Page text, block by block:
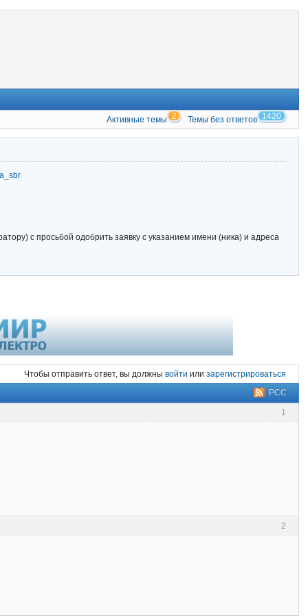
Активные темы 2 Темы без ответов 1420
с просьбой одобрить заявку с указанием имени (ника) и адреса
Чтобы отправить ответ, вы должны войти или зарегистрироваться
РСС
1
2